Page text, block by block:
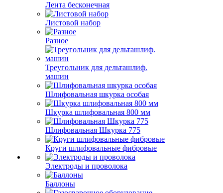
Лента бесконечная
Листовой набор
Разное
Треугольник для дельташлиф.
машин
Шлифовальная шкурка особая
Шкурка шлифовальная 800 мм
Шлифовальная Шкурка 775
Круги шлифовальные фибровые
Электроды и проволока
Баллоны